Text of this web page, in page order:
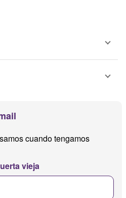
cuando tengamos
vieja